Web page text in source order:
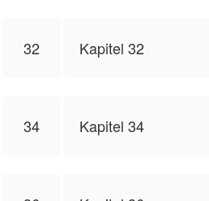
32 Kapitel 32
34 Kapitel 34